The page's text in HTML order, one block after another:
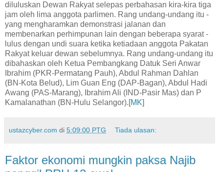
diluluskan Dewan Rakyat selepas perbahasan kira-kira tiga
jam oleh lima anggota parlimen. Rang undang-undang itu -
yang mengharamkan demonstrasi jalanan dan
membenarkan perhimpunan lain dengan beberapa syarat -
lulus dengan undi suara ketika ketiadaan anggota Pakatan
Rakyat keluar dewan sebelumnya. Rang undang-undang itu
dibahaskan oleh Ketua Pembangkang Datuk Seri Anwar
Ibrahim (PKR-Permatang Pauh), Abdul Rahman Dahlan
(BN-Kota Belud), Lim Guan Eng (DAP-Bagan), Abdul Hadi
Awang (PAS-Marang), Ibrahim Ali (IND-Pasir Mas) dan P
Kamalanathan (BN-Hulu Selangor).[MK]
ustazcyber.com di 5:09:00 PTG Tiada ulasan:
Faktor ekonomi mungkin paksa Najib